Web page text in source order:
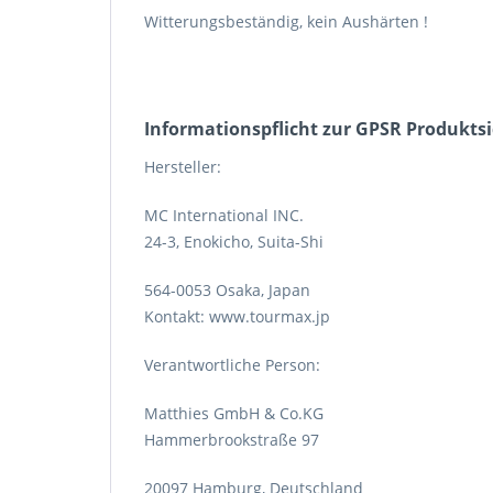
Witterungsbeständig, kein Aushärten !
Informations­pflicht zur GPSR
Hersteller:
MC International INC.
24-3, Enokicho, Suita-Shi
564-0053 Osaka, Japan
Kontakt: www.tourmax.jp
Verantwortliche Person:
Matthies GmbH & Co.KG
Hammerbrookstraße 97
20097 Hamburg, Deutschland